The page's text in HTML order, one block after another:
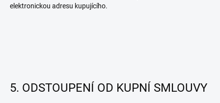
elektronickou adresu kupujícího.
5. ODSTOUPENÍ OD KUPNÍ SMLOUVY